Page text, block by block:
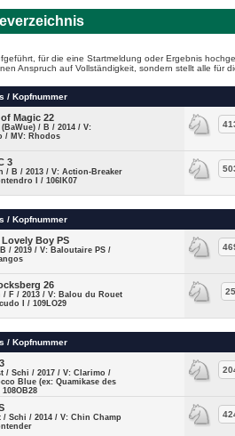
für die eine Startmeldung oder Ergebnis
Anspruch auf Vollständigkeit, sondern stellt alle für
/ Kopfnummer
Magic 22
(BaWue) / B / 2014 / V:
/ MV: Rhodos
3
/ B / 2013 / V: Action-Breaker
I / 106IK07
/ Kopfnummer
Boy PS
/ 2019 / V: Baloutaire PS /
26
/ F / 2013 / V: Balou du Rouet
I / 109LO29
25
/ Kopfnummer
/ Schi / 2017 / V: Clarimo /
Blue (ex: Quamikase des
/ Schi / 2014 / V: Chin Champ